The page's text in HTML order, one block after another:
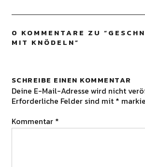
0 KOMMENTARE ZU “
MIT KNÖDELN”
SCHREIBE EINEN KOMMENTAR
Deine E-Mail-Adresse wird nicht
Erforderliche Felder sind mit *
Kommentar *